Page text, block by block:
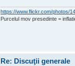
https://www.flickr.com/photos/
Purcelul mov presedinte =
Re: Discuţii generale